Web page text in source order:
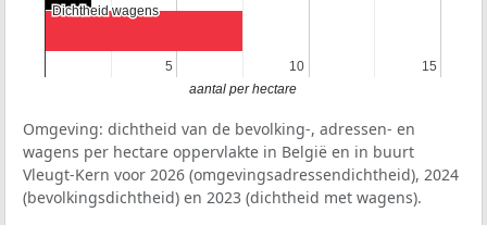
5
5 10
10 15
15
Dichtheid wagens
Dichtheid wagens
aantal per hectare
Omgeving: dichtheid van de bevolking-, adressen- en
wagens per hectare oppervlakte in België en in buurt
Vleugt-Kern voor 2026 (omgevingsadressendichtheid), 2024
(bevolkingsdichtheid) en 2023 (dichtheid met wagens).